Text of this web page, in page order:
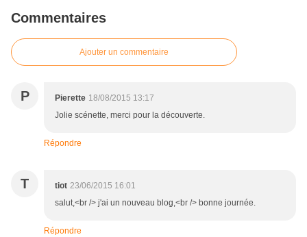
Commentaires
Ajouter un commentaire
P Pierette 18/08/2015 13:17
Jolie scénette, merci pour la découverte.
Répondre
T tiot 23/06/2015 16:01
salut,<br /> j'ai un nouveau blog,<br /> bonne journée.
Répondre